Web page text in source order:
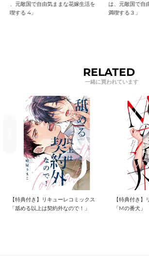
は、元敵国で自由気ままな花嫁生活を
満喫する３」
は、元敵国で
満喫する 2」
RELATED
【特典付き】リキューレコミックス
「Mの番犬」
【特典付き
「ふしだらだ